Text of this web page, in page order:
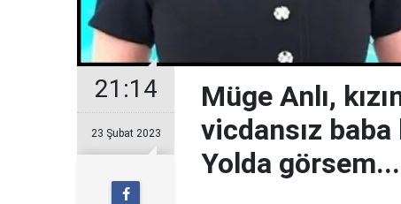
21:14
23 Şubat 2023
Müge Anlı,
vicdansız baba
Yolda görsem...